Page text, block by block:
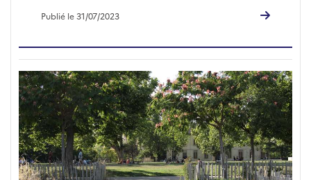
Publié le 31/07/2023